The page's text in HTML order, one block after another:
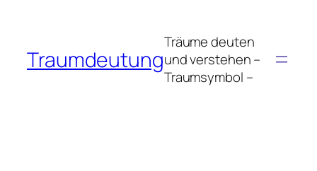
springen
Traumdeutung
Träume deuten
und verstehen –
Traumsymbol –